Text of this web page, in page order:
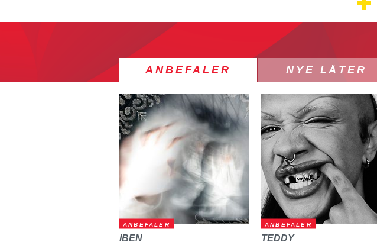
ANBEFALER NYE LÅTER
ANBEFALER
IBEN
ANBEFALER
TEDDY